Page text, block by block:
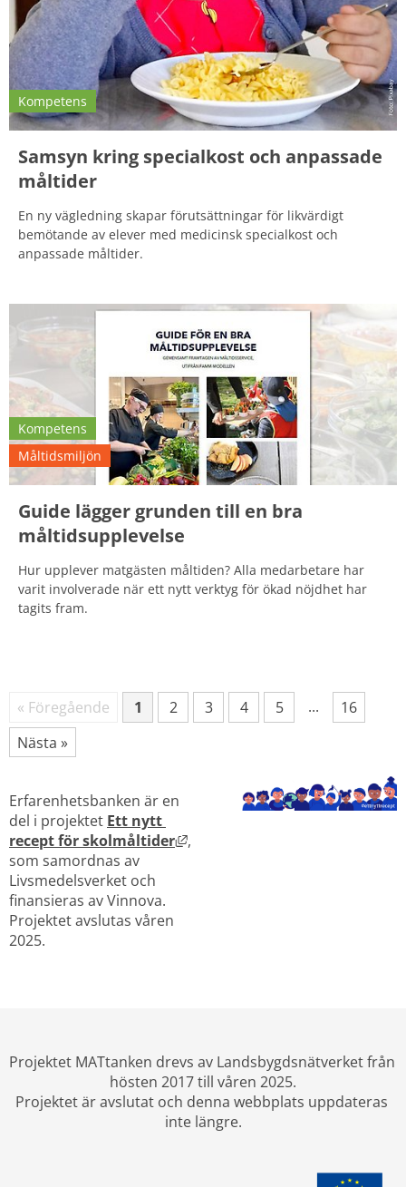
Kompetens
Samsyn kring specialkost och anpassade
måltider
En ny vägledning skapar förutsättningar för likvärdigt
bemötande av elever med medicinsk specialkost och
anpassade måltider.
Kompetens
Måltidsmiljön
Guide lägger grunden till en bra
måltidsupplevelse
Hur upplever matgästen måltiden? Alla medarbetare har
varit involverade när ett nytt verktyg för ökad nöjdhet har
tagits fram.
Fler sökträffar
« Föregående Sida
1 Sida
2 Sida
3 Sida
4 Sida
5 ... Sida
16
Nästa »
Erfarenhetsbanken är en
del i projektet Ett nytt
recept för skolmåltider Länk till annan webbplats,
,
som samordnas av
Livsmedelsverket och
finansieras av Vinnova.
Projektet avslutas våren
2025.
Projektet MATtanken drevs av Landsbygdsnätverket från
hösten 2017 till våren 2025.
Projektet är avslutat och denna webbplats uppdateras
inte längre.